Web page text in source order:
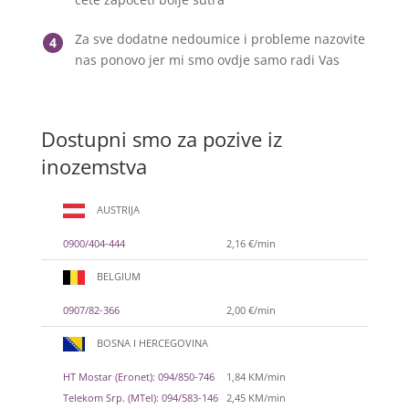
4
Za sve dodatne nedoumice i probleme nazovite
nas ponovo jer mi smo ovdje samo radi Vas
Dostupni smo za pozive iz
inozemstva
AUSTRIJA
0900/404-444 2,16 €/min
BELGIUM
0907/82-366 2,00 €/min
BOSNA I HERCEGOVINA
HT Mostar (Eronet): 094/850-746
1,84 KM/min
Telekom Srp. (MTel): 094/583-146
2,45 KM/min